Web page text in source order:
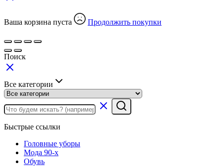
Ваша корзина пуста Продолжить покупки
Поиск
Все категории
Быстрые ссылки
Головные уборы
Мода 90-х
Обувь